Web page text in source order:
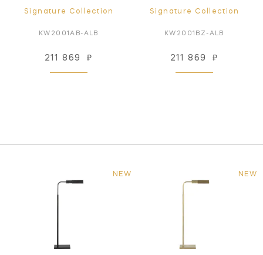
Signature Collection
KW2001AB-ALB
211 869 ₽
Signature Collection
KW2001BZ-ALB
211 869 ₽
NEW NEW